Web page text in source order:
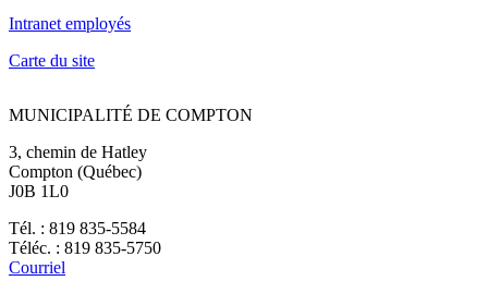
Intranet employés
Carte du site
MUNICIPALITÉ DE COMPTON
3, chemin de Hatley
Compton (Québec)
J0B 1L0
Tél. : 819 835-5584
Téléc. : 819 835-5750
Courriel